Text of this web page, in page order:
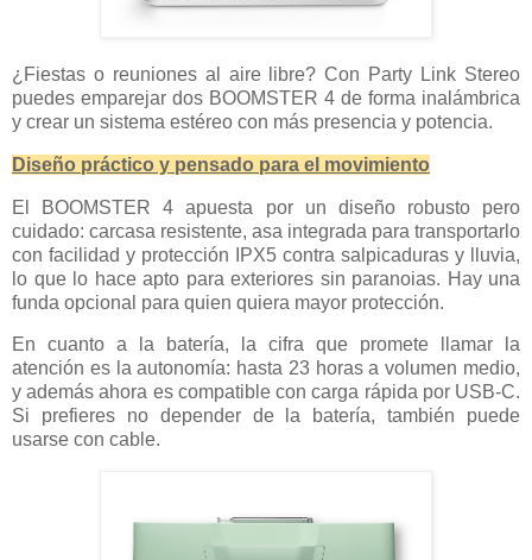
¿Fiestas o reuniones al aire libre? Con Party Link Stereo
puedes emparejar dos BOOMSTER 4 de forma inalámbrica
y crear un sistema estéreo con más presencia y potencia.
Diseño práctico y pensado para el movimiento
El BOOMSTER 4 apuesta por un diseño robusto pero
cuidado: carcasa resistente, asa integrada para transportarlo
con facilidad y protección IPX5 contra salpicaduras y lluvia,
lo que lo hace apto para exteriores sin paranoias. Hay una
funda opcional para quien quiera mayor protección.
En cuanto a la batería, la cifra que promete llamar la
atención es la autonomía: hasta 23 horas a volumen medio,
y además ahora es compatible con carga rápida por USB-C.
Si prefieres no depender de la batería, también puede
usarse con cable.